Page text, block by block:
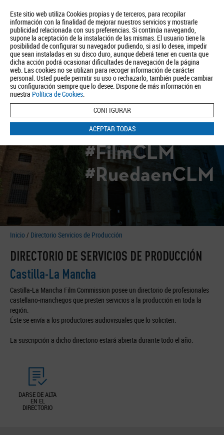
Este sitio web utiliza Cookies propias y de terceros, para recopilar
información con la finalidad de mejorar nuestros servicios y mostrarle
publicidad relacionada con sus preferencias. Si continúa navegando,
supone la aceptación de la instalación de las mismas. El usuario tiene la
posibilidad de configurar su navegador pudiendo, si así lo desea, impedir
que sean instaladas en su disco duro, aunque deberá tener en cuenta que
dicha acción podrá ocasionar dificultades de navegación de la página
web. Las cookies no se utilizan para recoger información de carácter
personal. Usted puede permitir su uso o rechazarlo, también puede cambiar
su configuración siempre que lo desee. Dispone de más información en
nuestra Política de Cookies.
CONFIGURAR
ACEPTAR TODAS
Quiénes somos Turismo Política de Privacidad Aviso Legal
Política de Cookies
BUSCAR
#FilmCLM
#RuedaenCLM
Inicio / Directorio Servicios de Producción
DIRECTORIO DE SERVICIOS DE PRODUCCIÓN
Castilla-La Mancha
Castilla-La Mancha Film Commission posee un directorio de profesionales
castellano-manchegos que presten servicios a la producción en toda la
región.
Éste se envía a los productores audiovisuales que lo soliciten.
La suscripción a dicho directorio estará abierta durante todo el año.
DARSE DE ALTA
EN EL
DIRECTORIO